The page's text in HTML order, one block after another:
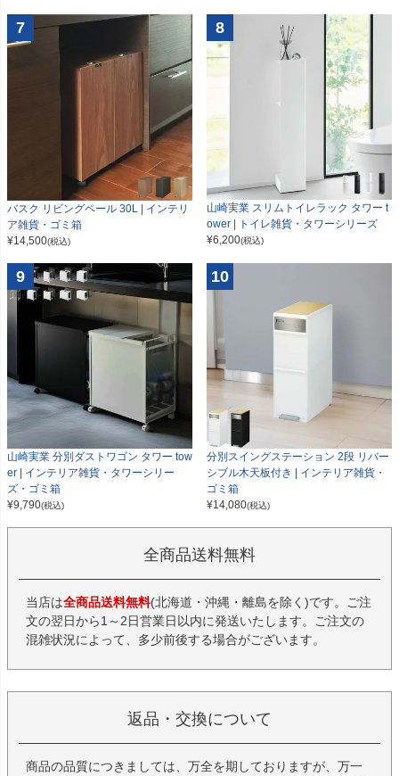
7
バスク リビングペール 30L | インテリ
ア雑貨・ゴミ箱
¥14,500(税込)
8
山崎実業 スリムトイレラック タワー t
ower | トイレ雑貨・タワーシリーズ
¥6,200(税込)
9
山崎実業 分別ダストワゴン タワー tow
er | インテリア雑貨・タワーシリー
ズ・ゴミ箱
¥9,790(税込)
10
分別スイングステーション 2段 リバー
シブル木天板付き | インテリア雑貨・
ゴミ箱
¥14,080(税込)
全商品送料無料
当店は全商品送料無料(北海道・沖縄・離島を除く)です。ご注
文の翌日から1～2日営業日以内に発送いたします。ご注文の
混雑状況によって、多少前後する場合がございます。
返品・交換について
商品の品質につきましては、万全を期しておりますが、万一